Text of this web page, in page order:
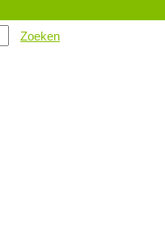
Zoeken